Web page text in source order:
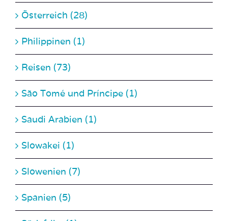
Philippinen (1)
Reisen (73)
São Tomé und Príncipe (1)
Saudi Arabien (1)
Slowakei (1)
Slowenien (7)
Spanien (5)
Südafrika (1)